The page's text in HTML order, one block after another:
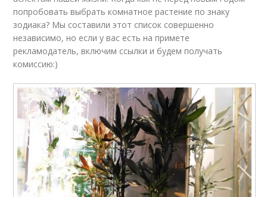
попробовать выбрать комнатное растение по знаку
зодиака? Мы составили этот список совершенно
независимо, но если у вас есть на примете
рекламодатель, включим ссылки и будем получать
комиссию:)